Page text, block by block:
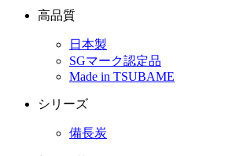
高品質
日本製
SGマーク認定品
Made in TSUBAME
シリーズ
備長炭